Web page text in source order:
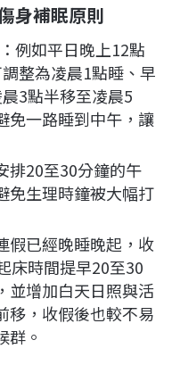
身補眠原則
例如平日晚上12點
整為凌晨1點睡、早
3點半移至凌晨5
免一路睡到中午，讓
排20至30分鐘的午
免生理時鐘被大幅打
假已經晚睡晚起，收
床時間提早20至30
並增加白天日照與活
移，收假後也較不易
群。